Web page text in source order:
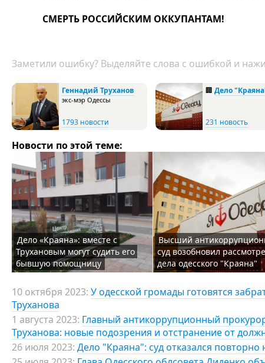
СМЕРТЬ РОССИЙСКИМ ОККУПАНТАМ!
Заметили ошибку? Выделяйте слова с ошибкой и
Геннадий Труханов
экс-мэр Одессы
1793 новости
🏢 Дело
231 новость
Новости по этой теме:
Дело «Краяна»: вместе с
Трухановым могут судить его
бывшую помощницу
Высший
суд возобновил
дела одесского "Краяна"
10 октября 2023: У одесской громады готовятся
Труханова
1 августа 2023: Главный антикоррупционный
Труханова: новые подозрения и отстранение от
26 июля 2023: Дело "Краяна": суд отказался